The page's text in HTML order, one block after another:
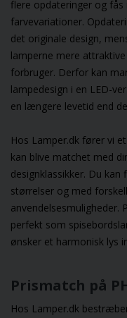
flere opdateringer og
farvevariationer.
det originale design,
lamperne mere
forbruger. Derfor kan
lampedesign i en LED-
en længere levetid end
Hos Lamper.dk fører vi
kan blive matchet med
designklassikker. Du kan
størrelser og med
anvendelsesmuligheder.
perfekt som
ønsker et harmonisk lys
Prismatch på
Hos Lamper.dk